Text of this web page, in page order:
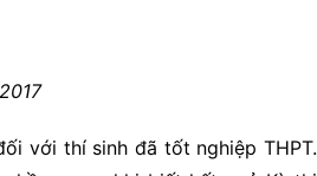
với thí sinh đã tốt nghiệp THPT.